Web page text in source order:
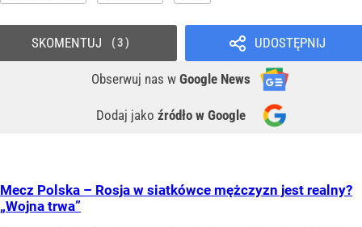
UDOSTĘPNIJ
Obserwuj nas w Google News
Dodaj jako źródło w Google
SKOMENTUJ 3
Mecz Polska – Rosja w siatkówce mężczyzn jest realny?
„Wojna trwa”